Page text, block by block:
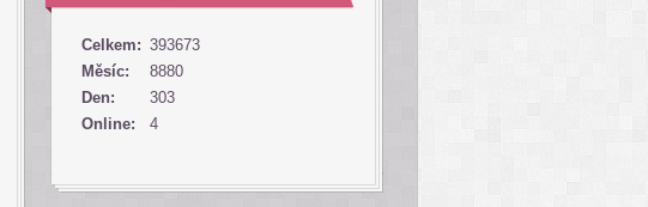
Online: 4
Celkem: 393673
Měsíc:
8880
Den:
303